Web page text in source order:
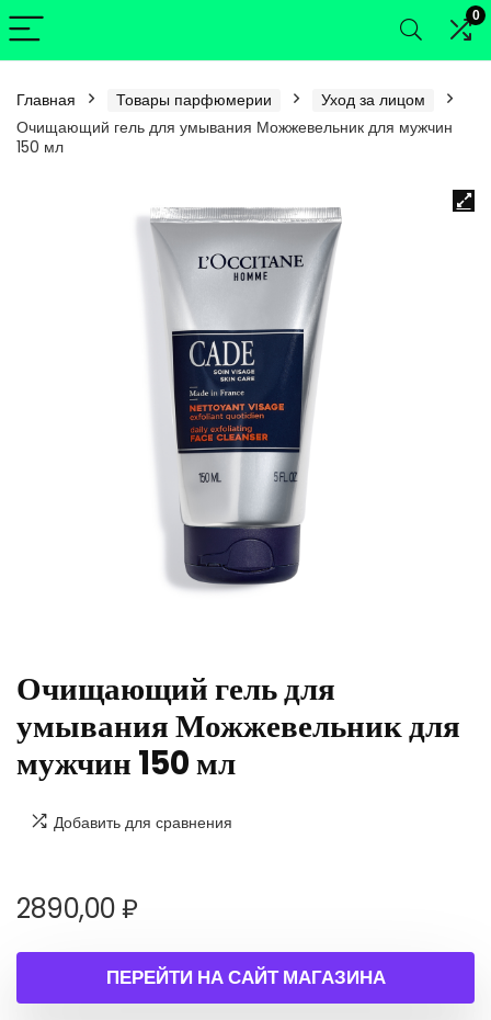
0
Главная Товары парфюмерии
Уход за лицом
Очищающий гель для умывания Можжевельник для мужчин
150 мл
Очищающий гель для
умывания Можжевельник для
мужчин 150 мл
Добавить для сравнения
2890,00₽
ПЕРЕЙТИ НА САЙТ МАГАЗИНА